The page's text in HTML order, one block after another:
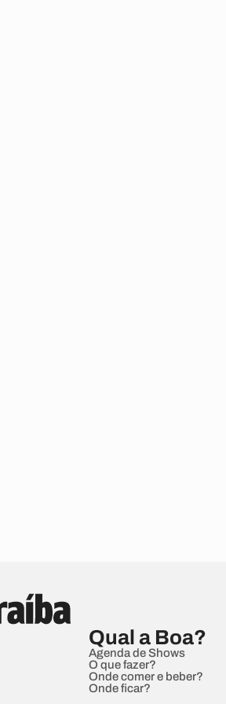
Qual a Boa?
Agenda de Shows
O que fazer?
Onde comer e beber?
Onde ficar?